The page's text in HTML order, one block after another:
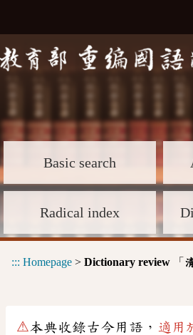
Basic search
Radical index
::: Homepage > Dictionary review 「
⚠本典收錄古今用語， 適用